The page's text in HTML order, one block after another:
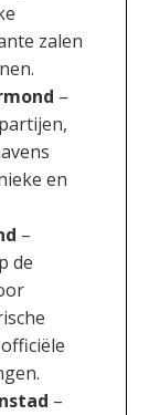
zalen
–
en
–
de
–